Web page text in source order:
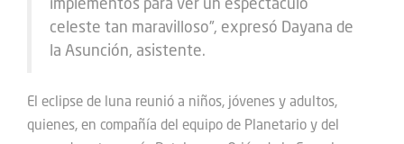
implementos para ver un espectáculo
celeste tan maravilloso”, expresó Dayana de
la Asunción, asistente.
El eclipse de luna reunió a niños, jóvenes y adultos,
quienes, en compañía del equipo de Planetario y del